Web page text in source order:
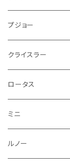
ベントレー
ロータス
ポルシェ
ヒュンダイ
その他
ミニ
ロータス
マセラティ
ロールスロイス
ポルシェ
プジョー
ポルシェ
ルノー
サーブ
フォルクスワーゲン
その他
方向指示器
エアコン系
ブレーキ系
ブレーキランプ
外装系
タイヤ回り系
ホイール
ガソリンタンク
足回り
サスペンション
オイル系
ケーブル系
バンパー回り
ライト系
ウインカー
その他
リアバンパー
泥除け
フロントワイパー
リアワイパー
フロアマット
ダッシュボード
トランクマット
ライト系
ウインカー
ワイパー
プジョー
フロアマット
その他
ライト系
ブレーキランプ
トランクマット
クライスラー
フロアマット
ロータス
フロアマット
ミニ
フロアマット
ルノー